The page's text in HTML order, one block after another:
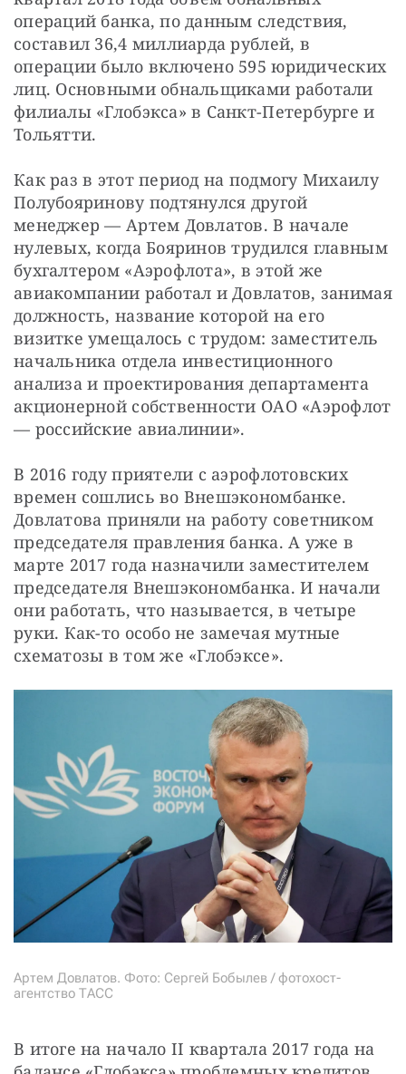
операций банка, по данным следствия,
составил 36,4 миллиарда рублей, в
операции было включено 595 юридических
лиц. Основными обнальщиками работали
филиалы «Глобэкса» в Санкт-Петербурге и
Тольятти.
Как раз в этот период на подмогу Михаилу
Полубояринову подтянулся другой
менеджер — Артем Довлатов. В начале
нулевых, когда Бояринов трудился главным
бухгалтером «Аэрофлота», в этой же
авиакомпании работал и Довлатов, занимая
должность, название которой на его
визитке умещалось с трудом: заместитель
начальника отдела инвестиционного
анализа и проектирования департамента
акционерной собственности ОАО «Аэрофлот
— российские авиалинии».
В 2016 году приятели с аэрофлотовских
времен сошлись во Внешэкономбанке.
Довлатова приняли на работу советником
председателя правления банка. А уже в
марте 2017 года назначили заместителем
председателя Внешэкономбанка. И начали
они работать, что называется, в четыре
руки. Как-то особо не замечая мутные
схематозы в том же «Глобэксе».
Артем Довлатов. Фото: Сергей Бобылев / фотохост-
агентство ТАСС
В итоге на начало II квартала 2017 года на